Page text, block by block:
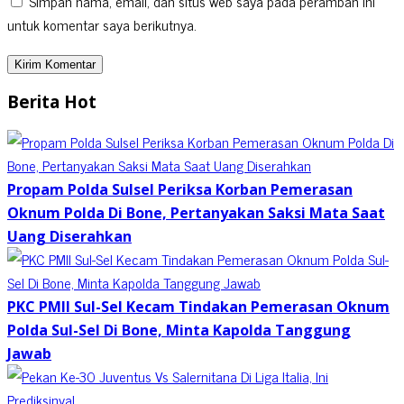
untuk komentar saya berikutnya.
Berita Hot
Propam Polda Sulsel Periksa Korban Pemerasan
Oknum Polda Di Bone, Pertanyakan Saksi Mata Saat
Uang Diserahkan
PKC PMII Sul-Sel Kecam Tindakan Pemerasan Oknum
Polda Sul-Sel Di Bone, Minta Kapolda Tanggung
Jawab